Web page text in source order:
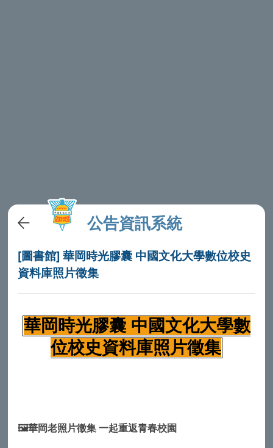
公告資訊系統
[圖書館] 華岡時光膠囊 中國文化大學數位校史
資料庫照片徵集
華岡時光膠囊 中國文化大學數
位校史資料庫照片徵集
🖼️華岡老照片徵集 一起重返青春校園